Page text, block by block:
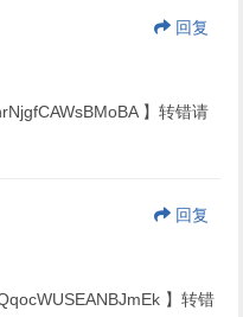
回复
】转错请
回复
】转错